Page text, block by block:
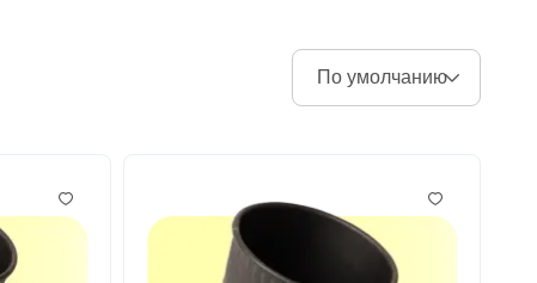
По умолчанию